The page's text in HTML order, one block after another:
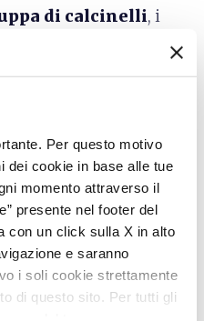
Per questo motivo
dei cookie in base alle tue
momento attraverso il
presente nel footer del
con un click sulla X in alto
e saranno
i soli cookie strettamente
di questo sito. Per tutti gli
di calcinelli, i
della scultura